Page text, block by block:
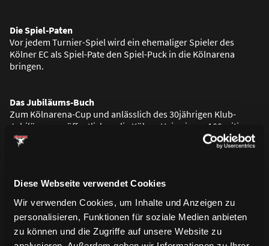
Diese Webseite verwendet Cookies
Wir verwenden Cookies, um Inhalte und Anzeigen zu
personalisieren, Funktionen für soziale Medien anbieten
zu können und die Zugriffe auf unsere Website zu
Die Spiel-Paten
Vor jedem Turnier-Spiel wird ein ehemaliger Spieler des
Kölner EC als Spiel-Pate den Spiel-Puck in die Kölnarena
bringen.
Das Jubiläums-Buch
Zum Kölnarena-Cup und anlässlich des 30jährigen Klub-
Jubiläums veröffentlichen die Kölner Haie ein ca. 100seitiges
Buch zur Klub-Historie. Das Buch wird zum Preis von € 9.- ab
dem 11. August im Ticket- und Fanshop, Gummersbacher
Zusätzlich wird an den drei Veranstaltungstagen ein
kostenloses, vierseitiges Turnier-Programm verteilt.